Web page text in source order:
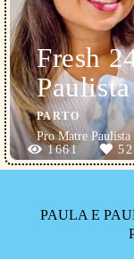
Fresh
PARTO
Pro Matre Paulista
1661
52
PAULA E